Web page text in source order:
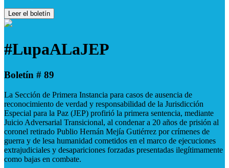
Leer el boletín
#LupaALaJEP
Boletín # 89
La Sección de Primera Instancia para casos de ausencia de
reconocimiento de verdad y responsabilidad de la Jurisdicción
Especial para la Paz (JEP) profirió la primera sentencia, mediante
Juicio Adversarial Transicional, al condenar a 20 años de prisión al
coronel retirado Publio Hernán Mejía Gutiérrez por crímenes de
guerra y de lesa humanidad cometidos en el marco de ejecuciones
extrajudiciales y desapariciones forzadas presentadas ilegítimamente
como bajas en combate.